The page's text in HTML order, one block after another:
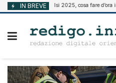
Vai
al
IN BREVE
Bando Isi 2025, cosa fare d’ora in avanti